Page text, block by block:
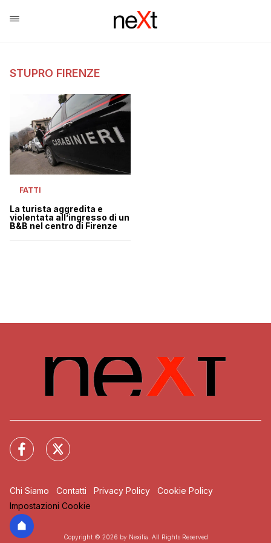
STUPRO FIRENZE
FATTI
La turista aggredita e
violentata all’ingresso di un
B&B nel centro di Firenze
Chi Siamo Contatti Privacy Policy
Cookie Policy
Impostazioni Cookie
Copyright © 2026 by Nexilia. All Rights Reserved